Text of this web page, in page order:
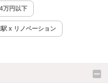
万円以下
x リノベーション